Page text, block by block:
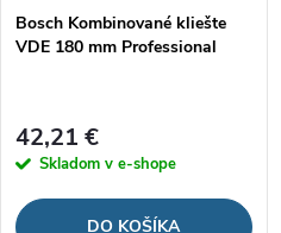
p
o
r
o
d
Bosch Kombinované kliešte
VDE 180 mm Professional
42,21 €
Skladom v e-shope
DO KOŠÍKA